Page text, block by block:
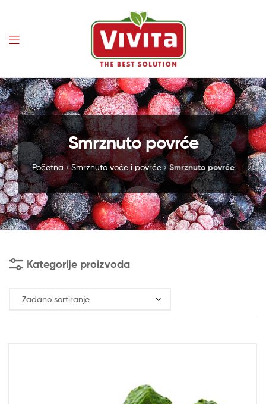
Vivita
Smrznuto povrće
Početna›Smrznuto voće i povrće›Smrznuto povrće
Kategorije proizvoda